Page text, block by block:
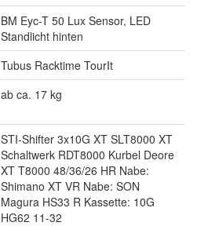
BM Eyc-T 50 Lux Sensor, LED
Standlicht hinten
Tubus Racktime TourIt
ab ca. 17 kg
STI-Shifter 3x10G XT SLT8000 XT
Schaltwerk RDT8000 Kurbel Deore
XT T8000 48/36/26 HR Nabe:
Shimano XT VR Nabe: SON
Magura HS33 R Kassette: 10G
HG62 11-32